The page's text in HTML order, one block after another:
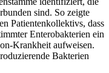
sind. So zeigte
Patientenkollektivs, dass
Enterobakterien ein
Krankheit aufweisen.
Bakterien